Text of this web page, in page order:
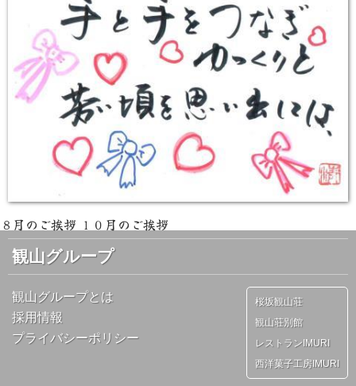
８月のご挨拶 １０月のご挨拶
観山グループ
観山グループとは
採用情報
プライバシーポリシー
桜坂観山荘
観山荘別館
レストランIMURI
西洋菓子工房IMURI